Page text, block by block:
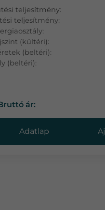
teljesítmény:
teljesítmény:
(kültéri):
(beltéri):
(beltéri):
ár:
Adatlap